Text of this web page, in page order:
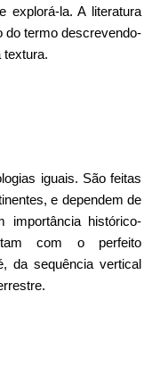
explorá-la. A literatura
do termo descrevendo-
textura.
iguais. São feitas
e dependem de
importância histórico-
com o perfeito
da sequência vertical